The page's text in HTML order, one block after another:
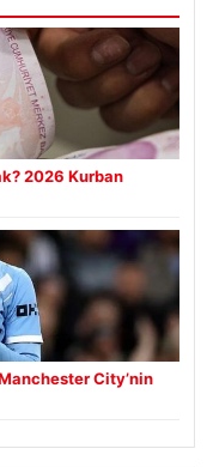
2026 Kurban
City’nin